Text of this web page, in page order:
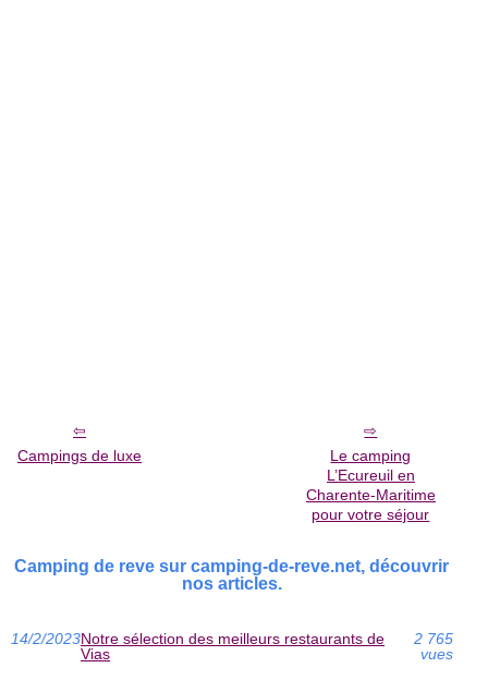
Campings de luxe
Le camping
L’Ecureuil en
Charente-Maritime
pour votre séjour
Camping de reve sur camping-de-reve.net, découvrir
nos articles.
14/2/2023Notre sélection des meilleurs restaurants de
Vias
2 765
vues